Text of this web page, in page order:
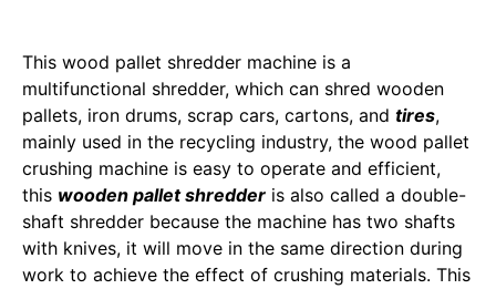
This wood pallet shredder machine is a
multifunctional shredder, which can shred wooden
pallets, iron drums, scrap cars, cartons, and tires,
mainly used in the recycling industry, the wood pallet
crushing machine is easy to operate and efficient,
this wooden pallet shredder is also called a double-
shaft shredder because the machine has two shafts
with knives, it will move in the same direction during
work to achieve the effect of crushing materials. This